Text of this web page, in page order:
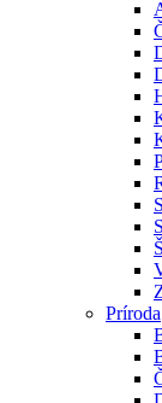
Príroda